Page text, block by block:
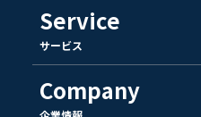
Service
サービス
Company